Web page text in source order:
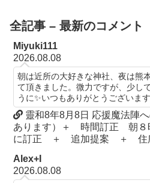
全記事 – 最新のコメント
Miyuki111
2026.08.08
朝は近所の大好きな神社、夜は熊
て頂きました。微力ですが、少し
うに✨いつもありがとうございます
靈和8年8月8日 応援魔法陣
あります）＋ 時間訂正 朝８
に訂正 ＋ 追加提案 ＋ 住
Alex+I
2026.08.08